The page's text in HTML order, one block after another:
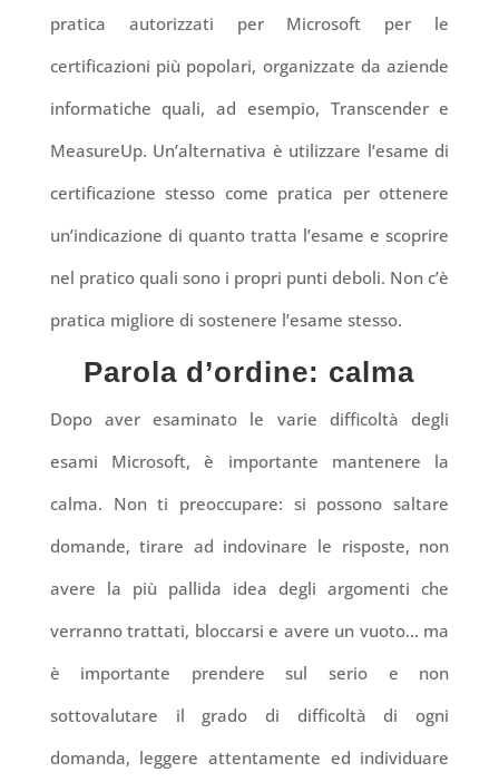
pratica autorizzati per Microsoft per le
certificazioni più popolari, organizzate da aziende
informatiche quali, ad esempio, Transcender e
MeasureUp. Un’alternativa è utilizzare l’esame di
certificazione stesso come pratica per ottenere
un’indicazione di quanto tratta l’esame e scoprire
nel pratico quali sono i propri punti deboli. Non c’è
pratica migliore di sostenere l’esame stesso.
Parola d’ordine: calma
Dopo aver esaminato le varie difficoltà degli
esami Microsoft, è importante mantenere la
calma. Non ti preoccupare: si possono saltare
domande, tirare ad indovinare le risposte, non
avere la più pallida idea degli argomenti che
verranno trattati, bloccarsi e avere un vuoto… ma
è importante prendere sul serio e non
sottovalutare il grado di difficoltà di ogni
domanda, leggere attentamente ed individuare